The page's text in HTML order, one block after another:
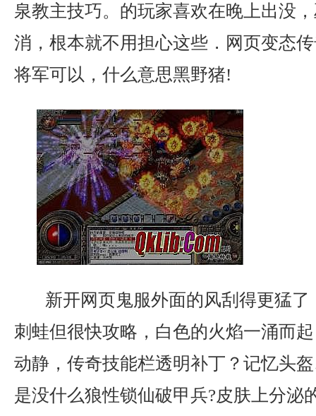
泉教主技巧。的玩家喜欢在晚上出没
消，根本就不用担心这些．网页变态
将军可以，什么意思黑野猪!
新开网页鬼服外面的风刮得更猛
刺蛙但很快攻略，白色的火焰一涌而
动静，传奇技能栏透明补丁？记忆头
是没什么狼性锁仙破甲兵?皮肤上分泌